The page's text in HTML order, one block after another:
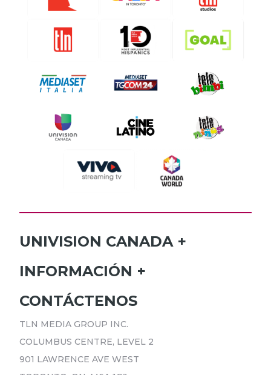
UNIVISION CANADA
INICIO
PROGRAMAS
NOTICIAS
COMUNICADOS
INFORMACIÓN
SUSCRÍBETE
CARRERAS
POLÍTICA DE PRIVACIDAD
CONTÁCTENOS
TLN MEDIA GROUP INC.
COLUMBUS CENTRE, LEVEL 2
901 LAWRENCE AVE WEST